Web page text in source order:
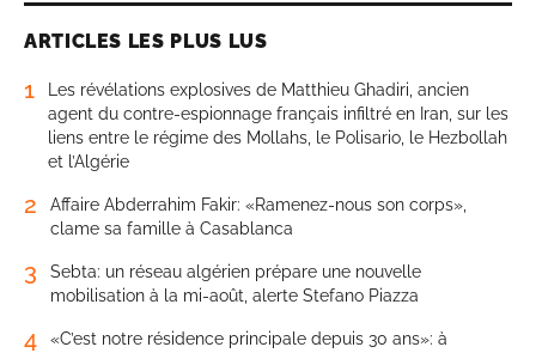
ARTICLES LES PLUS LUS
1
Les révélations explosives de Matthieu Ghadiri, ancien
agent du contre-espionnage français infiltré en Iran, sur les
liens entre le régime des Mollahs, le Polisario, le Hezbollah
et l’Algérie
2
Affaire Abderrahim Fakir: «Ramenez-nous son corps»,
clame sa famille à Casablanca
3
Sebta: un réseau algérien prépare une nouvelle
mobilisation à la mi-août, alerte Stefano Piazza
4
«C’est notre résidence principale depuis 30 ans»: à